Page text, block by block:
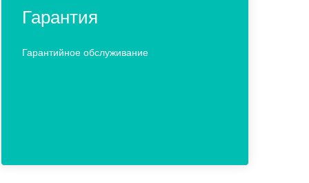
Гарантия
Гарантийное обслуживание